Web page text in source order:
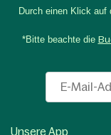
Durch einen Klick auf
*Bitte beachte die
Unsere App